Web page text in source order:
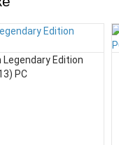
Legendary Edition
PC